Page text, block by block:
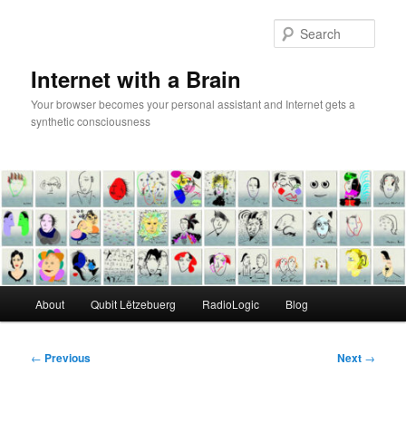
Internet with a Brain
Your browser becomes your personal assistant and Internet gets a
synthetic consciousness
About Qubit Lëtzebuerg RadioLogic Blog
Post
← Previous Next →